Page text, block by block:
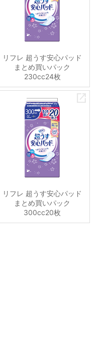
リフレ 超うす安心パッド
まとめ買いパック
230cc24枚
リフレ 超うす安心パッド
まとめ買いパック
300cc20枚